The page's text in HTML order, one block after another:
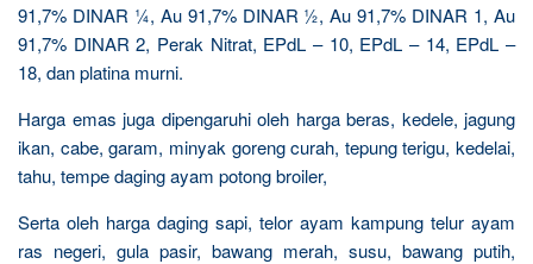
91,7% DINAR ¼, Au 91,7% DINAR ½, Au 91,7% DINAR 1, Au
91,7% DINAR 2, Perak Nitrat, EPdL – 10, EPdL – 14, EPdL –
18, dan platina murni.
Harga emas juga dipengaruhi oleh harga beras, kedele, jagung
ikan, cabe, garam, minyak goreng curah, tepung terigu, kedelai,
tahu, tempe daging ayam potong broiler,
Serta oleh harga daging sapi, telor ayam kampung telur ayam
ras negeri, gula pasir, bawang merah, susu, bawang putih,